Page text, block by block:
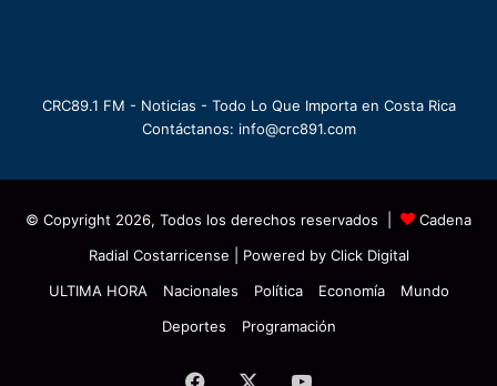
CRC89.1 FM - Noticias - Todo Lo Que Importa en Costa Rica
Contáctanos: info@crc891.com
© Copyright 2026, Todos los derechos reservados |
Cadena
Radial Costarricense | Powered by Click Digital
ULTIMA HORA
Nacionales Política Economía
Mundo
Deportes
Programación